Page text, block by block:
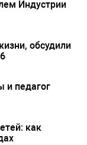
Индустрии
обсудили
и педагог
как